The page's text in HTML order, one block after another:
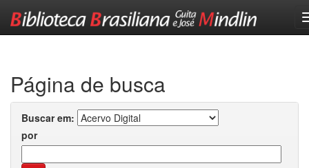
Página de busca
Buscar em:
por